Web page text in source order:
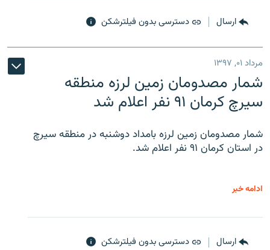
ارسال دسترسی بدون فیلترشکن
مرداد ۰۱, ۱۳۹۷
شمار مصدومان زمین لرزه منطقه
سیرچ کرمان ۹۱ نفر اعلام شد
شمار مصدومان زمین لرزه بامداد دوشنبه در منطقه سیرچ
در استان کرمان ۹۱ نفر اعلام شد.
ادامه خبر
ارسال دسترسی بدون فیلترشکن